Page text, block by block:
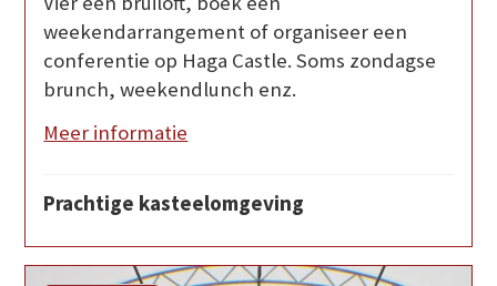
weekendarrangement of organiseer een
conferentie op Haga Castle. Soms zondagse
brunch, weekendlunch enz.
Meer informatie
Prachtige kasteelomgeving